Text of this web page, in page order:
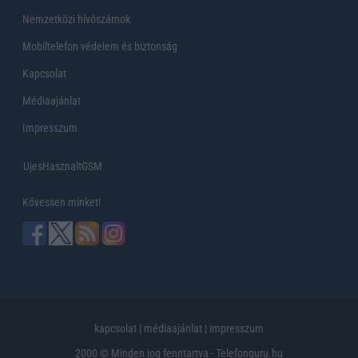
Nemzetközi hívószámok
Mobiltelefon védelem és biztonság
Kapcsolat
Médiaajánlat
Impresszum
UjesHasznaltGSM
Kövessen minket!
kapcsolat | médiaajánlat | impresszum
2000 © Minden jog fenntartva - Telefonguru.hu